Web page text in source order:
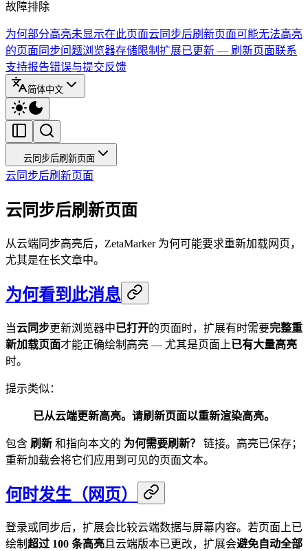
故障排除
为何部分高亮未显示在此页面云同步后刷新页面可能无法高亮
的页面 同步问题浏览器存储限制 扩展已更新 — 刷新页面联系
支持报告错误与提交反馈
简体中文
云同步后刷新页面
云同步后刷新页面
云同步后刷新页面
从云端同步高亮后，ZetaMarker 为何可能要求重新加载网页，
尤其是在长文章中。
为何看到此消息
当云同步更新浏览器中已打开的页面时，扩展有时需要完整重
新加载页面才能正确绘制高亮 — 尤其是页面上已有大量高亮
时。
提示类似：
已从云端更新高亮。请刷新页面以重新渲染高亮。
包含 刷新 和指向本文的 为何需要刷新？
链接。高亮已保存；
重新加载会将它们应用到可见的页面文本。
何时发生（网页）
登录或同步后，扩展会比较云端数据与屏幕内容。若页面上已
绘制 超过 100 条高亮且云端版本已更改，扩展会避免自动全部